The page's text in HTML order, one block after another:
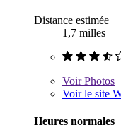
Distance estimée
1,7 milles
VoirPhotos
Voir le site
Heures normales